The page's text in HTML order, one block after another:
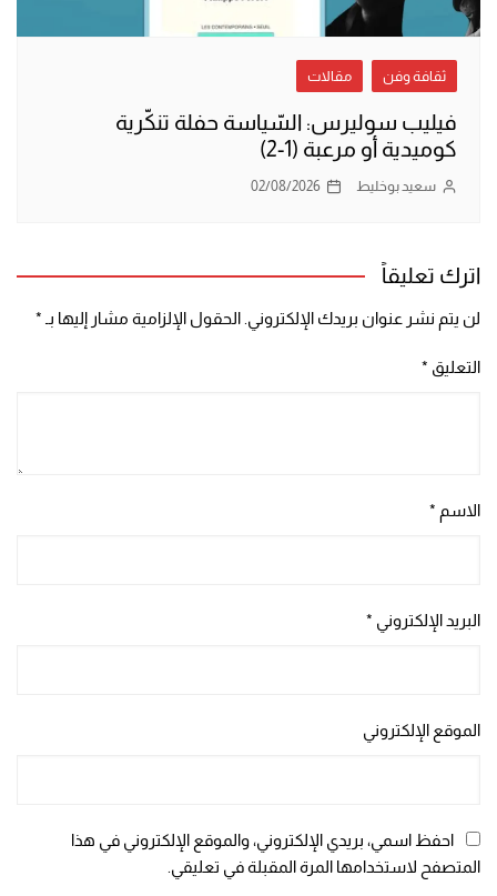
ثقافة وفن مقالات
فيليب سوليرس: السّياسة حفلة تنكّرية
كوميدية أو مرعبة (1-2)
سعيد بوخليط 02/08/2026
اترك تعليقاً
لن يتم نشر عنوان بريدك الإلكتروني.الحقول الإلزامية مشار إليها بـ *
التعليق *
الاسم *
البريد الإلكتروني *
الموقع الإلكتروني
احفظ اسمي، بريدي الإلكتروني، والموقع الإلكتروني في هذا
المتصفح لاستخدامها المرة المقبلة في تعليقي.